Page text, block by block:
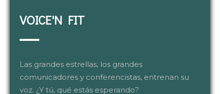
VOICE'N FIT
Las grandes estrellas, los grandes
comunicadores y conferencistas, entrenan su
voz. ¿Y tú, qué estás esperando?